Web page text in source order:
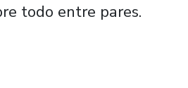
todo entre pares.